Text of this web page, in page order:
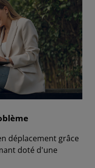
déplacement grâce
doté d'une